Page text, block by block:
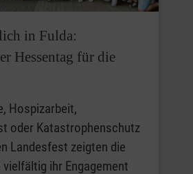
in Fulda:
Hessentag für die
Hospizarbeit,
oder Katastrophenschutz
Landesfest zeigten die
ihr Engagement